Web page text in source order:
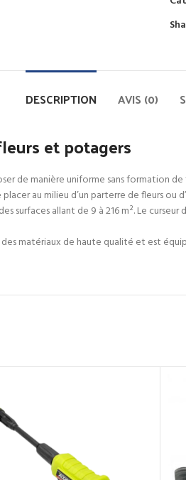
DESCRIPTION AVIS (0)
et potagers
de manière uniforme sans formation
au milieu d’un parterre de fleurs ou
surfaces allant de 9 à 216 m². Le
matériaux de haute qualité et est